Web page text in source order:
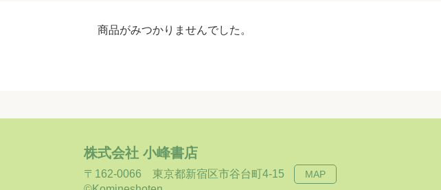
商品がみつかりませんでした。
株式会社 小峰書店
〒162-0066 東京都新宿区市谷台町4-15 MAP